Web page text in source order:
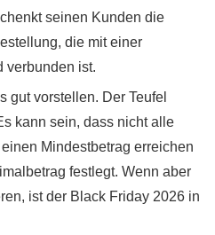
seinen Kunden die
die mit einer
verbunden ist.
gut vorstellen. Der Teufel
kann sein, dass nicht alle
Mindestbetrag erreichen
festlegt. Wenn aber
ist der Black Friday 2026 in